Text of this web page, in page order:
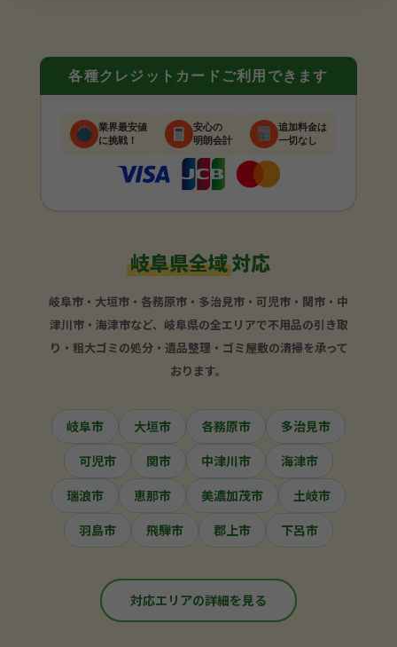
各種クレジットカードご利用できます
業界最安値
に挑戦！
安心の
明朗会計
追加料金は
一切なし
岐阜県全域対応
岐阜市・大垣市・各務原市・多治見市・可児市・関市・中
津川市・海津市など、岐阜県の全エリアで不用品の引き取
り・粗大ゴミの処分・遺品整理・ゴミ屋敷の清掃を承って
おります。
岐阜市 大垣市 各務原市
多治見市
可児市
関市 中津川市
海津市
瑞浪市
恵那市 美濃加茂市
土岐市
羽島市
飛騨市 郡上市 下呂市
対応エリアの詳細を見る